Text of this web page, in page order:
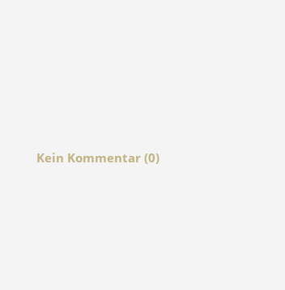
Kein Kommentar (0)